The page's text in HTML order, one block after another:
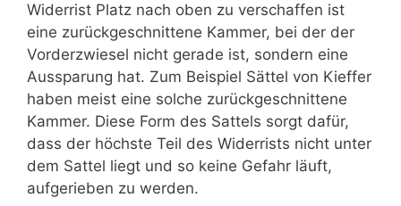
Widerrist Platz nach oben zu verschaffen ist
eine zurückgeschnittene Kammer, bei der der
Vorderzwiesel nicht gerade ist, sondern eine
Aussparung hat. Zum Beispiel Sättel von Kieffer
haben meist eine solche zurückgeschnittene
Kammer. Diese Form des Sattels sorgt dafür,
dass der höchste Teil des Widerrists nicht unter
dem Sattel liegt und so keine Gefahr läuft,
aufgerieben zu werden.